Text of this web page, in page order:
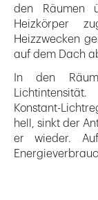
den Räumen
Heizkörper
Heizzwecken
auf dem Dach
In den
Konstant-
hell, sinkt der
er wieder.